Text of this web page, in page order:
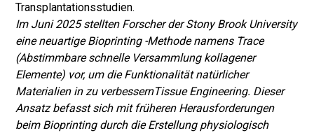
Transplantationsstudien.
Im Juni 2025 stellten Forscher der Stony Brook University
eine neuartige Bioprinting -Methode namens Trace
(Abstimmbare schnelle Versammlung kollagener
Elemente) vor, um die Funktionalität natürlicher
Materialien in zu verbessernTissue Engineering. Dieser
Ansatz befasst sich mit früheren Herausforderungen
beim Bioprinting durch die Erstellung physiologisch